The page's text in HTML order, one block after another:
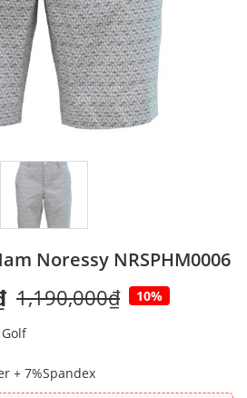
Noressy NRSPHM0006
1,190,000₫ 10%
+ 7%Spandex